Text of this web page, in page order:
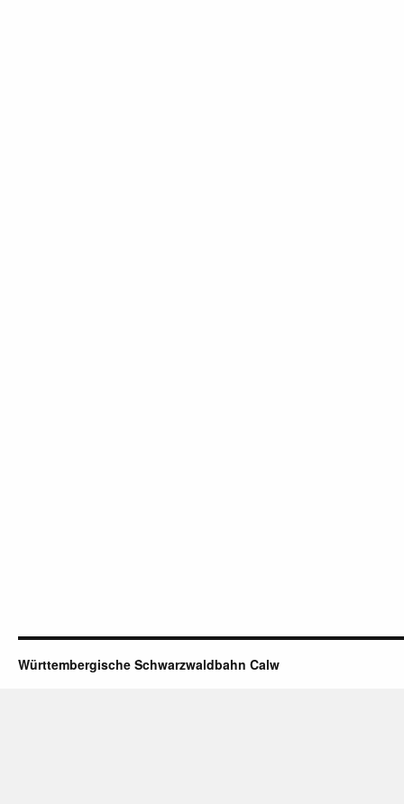
Württembergische Schwarzwaldbahn Calw